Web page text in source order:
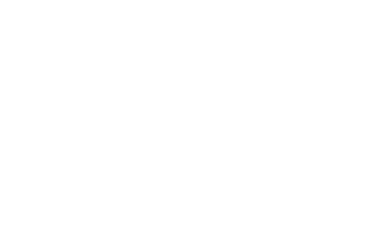
about deleting their Facebook